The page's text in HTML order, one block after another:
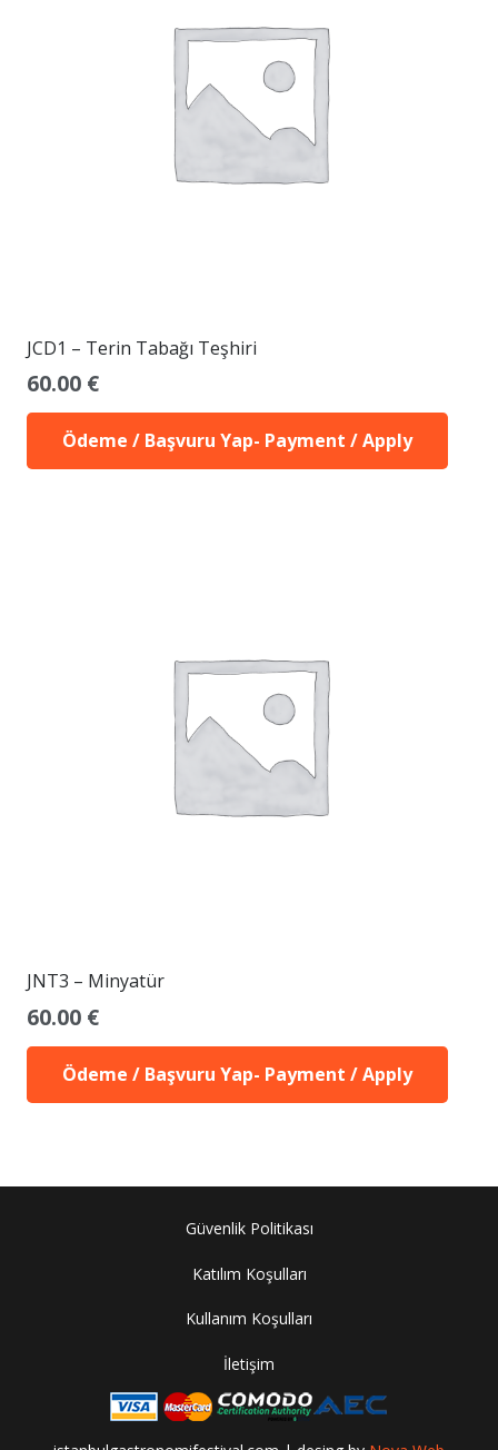
JCD1 – Terin Tabağı Teşhiri
60.00 €
Ödeme / Başvuru Yap- Payment / Apply
JNT3 – Minyatür
60.00 €
Ödeme / Başvuru Yap- Payment / Apply
Güvenlik Politikası
Katılım Koşulları
Kullanım Koşulları
İletişim